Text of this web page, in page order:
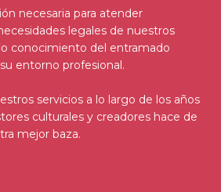
necesaria para atender
legales de nuestros
conocimiento del entramado
entorno profesional.
servicios a lo largo de los años
culturales y creadores hace de
mejor baza.